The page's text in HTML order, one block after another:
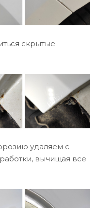
скрытые
удаляем с
вычищая все